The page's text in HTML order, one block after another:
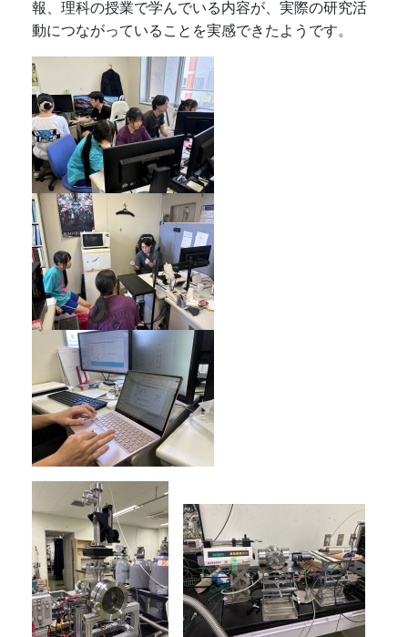
報、理科の授業で学んでいる内容が、実際の研究活
動につながっていることを実感できたようです。